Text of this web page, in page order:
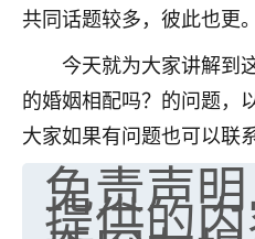
共同话题较多，彼此也更。
今天就为大家讲解到
的婚姻相配吗？的问题，
大家如果有问题也可以联
免责声
提供的